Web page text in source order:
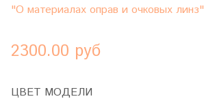
"О материалах оправ и очковых линз"
2300.00 руб
ЦВЕТ МОДЕЛИ